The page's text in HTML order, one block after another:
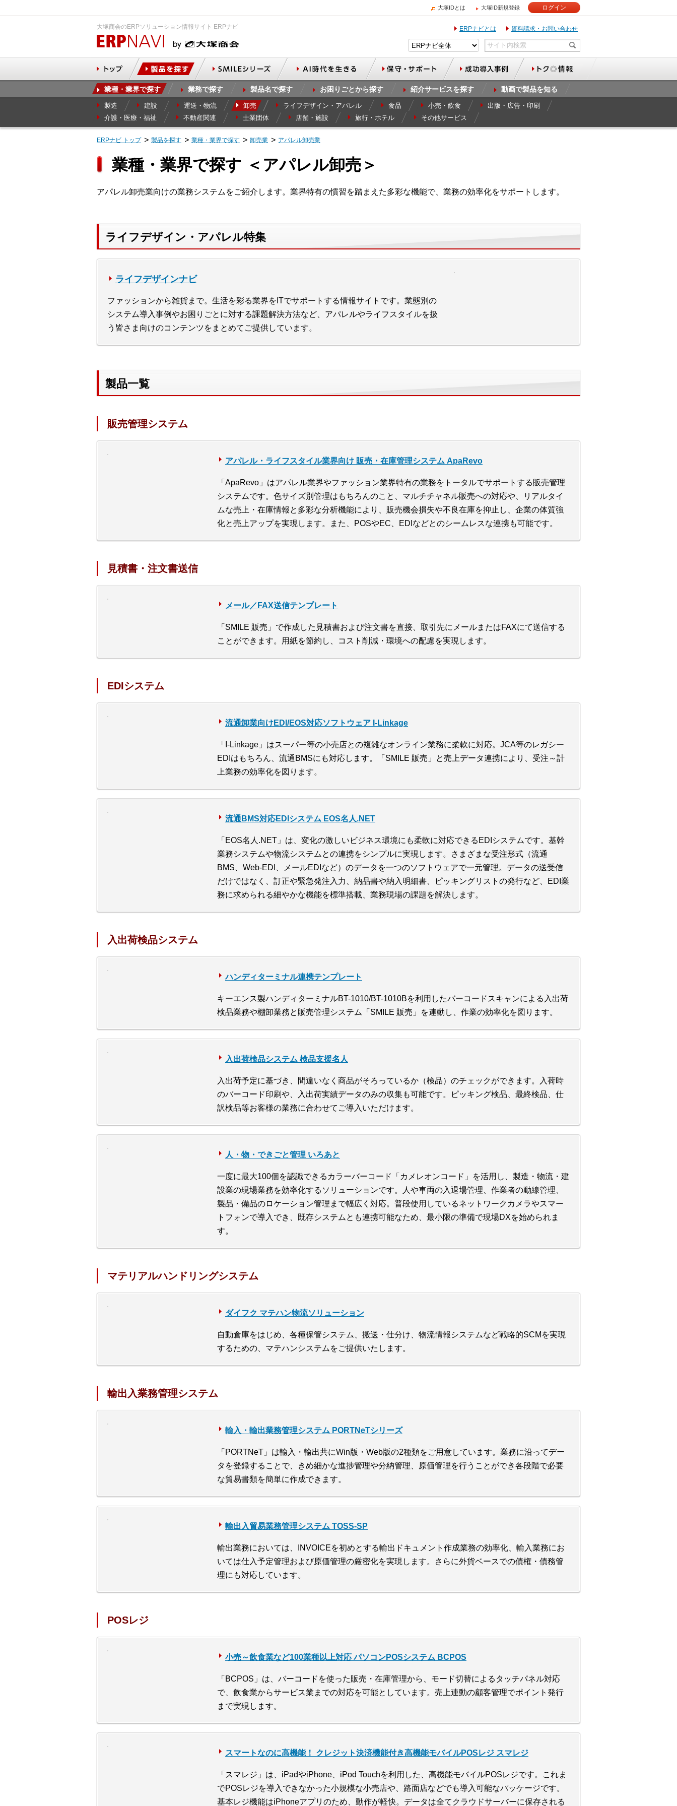
大塚IDとは 大塚ID新規登録 ログイン
大塚商会のERPソリューション情報サイト ERPナビ ERPナビとは 資料請求・お問い合わせ
業種・業界で探す 業務で探す 製品名で探す お困りごとから探す 紹介サービスを探す 動画で製品を知る
製造 建設 運送・物流 卸売 ライフデザイン・アパレル 食品 小売・飲食
出版・広告・印刷
介護・医療・福祉
不動産関連 士業団体 店舗・施設 旅行・ホテル その他サービス
ERPナビ トップ 製品を探す 業種・業界で探す 卸売業 アパレル卸売業
業種・業界で探す ＜アパレル卸売＞
アパレル卸売業向けの業務システムをご紹介します。業界特有の慣習を踏まえた多彩な機能で、業務の効率化をサポートします。
ライフデザイン・アパレル特集
ライフデザインナビ
ファッションから雑貨まで。生活を彩る業界をITでサポートする情報サイトです。業態別の
システム導入事例やお困りごとに対する課題解決方法など、アパレルやライフスタイルを扱
う皆さま向けのコンテンツをまとめてご提供しています。
製品一覧
販売管理システム
アパレル・ライフスタイル業界向け 販売・在庫管理システム ApaRevo
「ApaRevo」はアパレル業界やファッション業界特有の業務をトータルでサポートする販売管理
システムです。色サイズ別管理はもちろんのこと、マルチチャネル販売への対応や、リアルタイ
ムな売上・在庫情報と多彩な分析機能により、販売機会損失や不良在庫を抑止し、企業の体質強
化と売上アップを実現します。また、POSやEC、EDIなどとのシームレスな連携も可能です。
見積書・注文書送信
メール／FAX送信テンプレート
「SMILE 販売」で作成した見積書および注文書を直接、取引先にメールまたはFAXにて送信する
ことができます。用紙を節約し、コスト削減・環境への配慮を実現します。
EDIシステム
流通卸業向けEDI/EOS対応ソフトウェア I-Linkage
「I-Linkage」はスーパー等の小売店との複雑なオンライン業務に柔軟に対応。JCA等のレガシー
EDIはもちろん、流通BMSにも対応します。「SMILE 販売」と売上データ連携により、受注～計
上業務の効率化を図ります。
流通BMS対応EDIシステム EOS名人.NET
「EOS名人.NET」は、変化の激しいビジネス環境にも柔軟に対応できるEDIシステムです。基幹
業務システムや物流システムとの連携をシンプルに実現します。さまざまな受注形式（流通
BMS、Web-EDI、メールEDIなど）のデータを一つのソフトウェアで一元管理。データの送受信
だけではなく、訂正や緊急発注入力、納品書や納入明細書、ピッキングリストの発行など、EDI業
務に求められる細やかな機能を標準搭載、業務現場の課題を解決します。
入出荷検品システム
ハンディターミナル連携テンプレート
キーエンス製ハンディターミナルBT-1010/BT-1010Bを利用したバーコードスキャンによる入出荷
検品業務や棚卸業務と販売管理システム「SMILE 販売」を連動し、作業の効率化を図ります。
入出荷検品システム 検品支援名人
入出荷予定に基づき、間違いなく商品がそろっているか（検品）のチェックができます。入荷時
のバーコード印刷や、入出荷実績データのみの収集も可能です。ピッキング検品、最終検品、仕
訳検品等お客様の業務に合わせてご導入いただけます。
人・物・できごと管理 いろあと
一度に最大100個を認識できるカラーバーコード「カメレオンコード」を活用し、製造・物流・建
設業の現場業務を効率化するソリューションです。人や車両の入退場管理、作業者の動線管理、
製品・備品のロケーション管理まで幅広く対応。普段使用しているネットワークカメラやスマー
トフォンで導入でき、既存システムとも連携可能なため、最小限の準備で現場DXを始められま
す。
マテリアルハンドリングシステム
ダイフク マテハン物流ソリューション
自動倉庫をはじめ、各種保管システム、搬送・仕分け、物流情報システムなど戦略的SCMを実現
するための、マテハンシステムをご提供いたします。
輸出入業務管理システム
輸入・輸出業務管理システム PORTNeTシリーズ
「PORTNeT」は輸入・輸出共にWin版・Web版の2種類をご用意しています。業務に沿ってデー
タを登録することで、きめ細かな進捗管理や分納管理、原価管理を行うことができ各段階で必要
な貿易書類を簡単に作成できます。
輸出入貿易業務管理システム TOSS-SP
輸出業務においては、INVOICEを初めとする輸出ドキュメント作成業務の効率化、輸入業務にお
いては仕入予定管理および原価管理の厳密化を実現します。さらに外貨ベースでの債権・債務管
理にも対応しています。
POSレジ
小売～飲食業など100業種以上対応 パソコンPOSシステム BCPOS
「BCPOS」は、バーコードを使った販売・在庫管理から、モード切替によるタッチパネル対応
で、飲食業からサービス業までの対応を可能としています。売上連動の顧客管理でポイント発行
まで実現します。
スマートなのに高機能！ クレジット決済機能付き高機能モバイルPOSレジ スマレジ
「スマレジ」は、iPadやiPhone、iPod Touchを利用した、高機能モバイルPOSレジです。これま
でPOSレジを導入できなかった小規模な小売店や、路面店などでも導入可能なパッケージです。
基本レジ機能はiPhoneアプリのため、動作が軽快。データは全てクラウドサーバーに保存される